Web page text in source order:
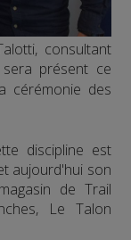
consultant
présent ce
cérémonie des
discipline est
aujourd'hui son
de Trail
Le Talon